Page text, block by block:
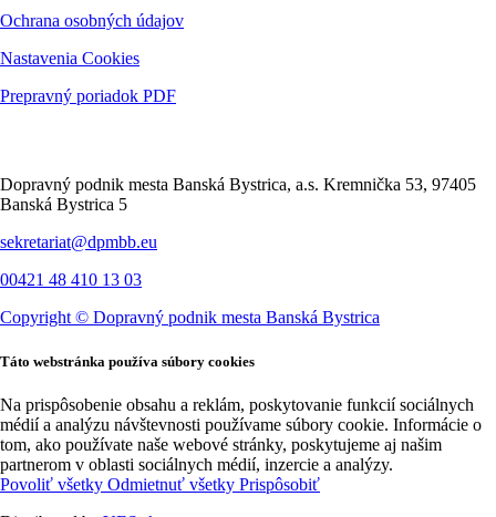
Ochrana osobných údajov
Nastavenia Cookies
Prepravný poriadok PDF
Dopravný podnik mesta Banská Bystrica, a.s. Kremnička 53, 97405
Banská Bystrica 5
sekretariat@dpmbb.eu
00421 48 410 13 03
Copyright © Dopravný podnik mesta Banská Bystrica
Táto webstránka používa súbory cookies
Na prispôsobenie obsahu a reklám, poskytovanie funkcií sociálnych
médií a analýzu návštevnosti používame súbory cookie. Informácie o
tom, ako používate naše webové stránky, poskytujeme aj našim
partnerom v oblasti sociálnych médií, inzercie a analýzy.
Povoliť všetky Odmietnuť všetky Prispôsobiť